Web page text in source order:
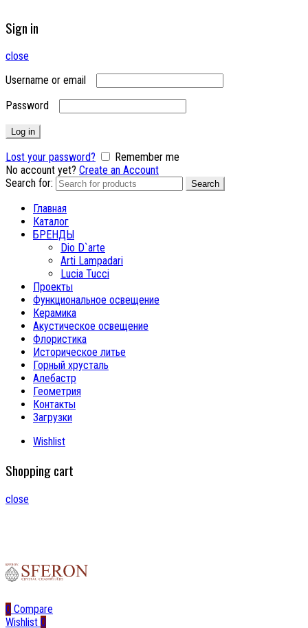
Sign in
close
Username or email
Password
Log in
Lost your password?
Remember me
No account yet? Create an Account
Search for:
Search
Главная
Каталог
БРЕНДЫ
Dio D`arte
Arti Lampadari
Lucia Tucci
Проекты
Функциональное освещение
Керамика
Акустическое освещение
Флористика
Историческое литье
Горный хрусталь
Алебастр
Геометрия
Контакты
Загрузки
Wishlist
Shopping cart
close
0 Compare
Wishlist 0